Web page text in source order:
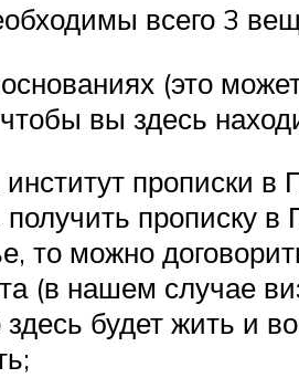
всего 3
(это
вы здесь
прописки в
прописку
то можно
(в нашем случае
будет жить и